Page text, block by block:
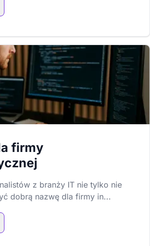
firmy
z branży IT nie tylko nie
dobrą nazwę dla firmy in...